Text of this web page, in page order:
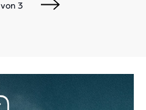
von 3